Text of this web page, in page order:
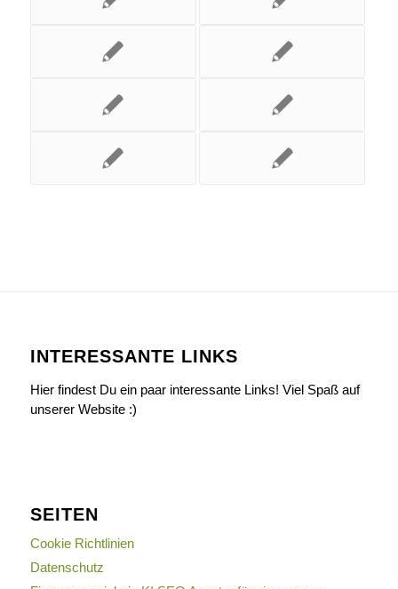
INTERESSANTE LINKS
Hier findest Du ein paar interessante Links! Viel Spaß auf
unserer Website :)
SEITEN
Cookie Richtlinien
Datenschutz